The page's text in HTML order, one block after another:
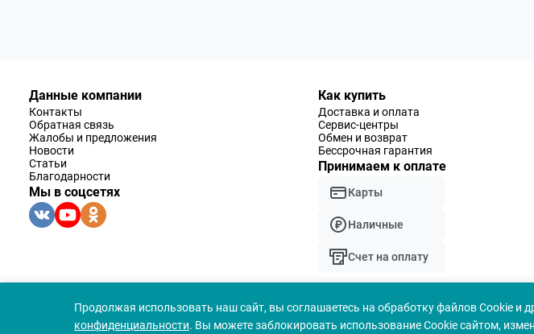
Данные компании
Контакты
Обратная связь
Жалобы и предложения
Новости
Статьи
Благодарности
Мы в соцсетях
Как купить
Доставка и оплата
Сервис-центры
Обмен и возврат
Бессрочная гарантия
Принимаем к оплате
Карты
Наличные
Счет на оплату
© 1994 — 2026 ООО «Наблюдательные приборы» Политика конфеденциальности
Продолжая использовать наш сайт, вы соглашаетесь на обработку файлов Cookie и
конфиденциальности. Вы можете заблокировать использование Cookie сайтом,